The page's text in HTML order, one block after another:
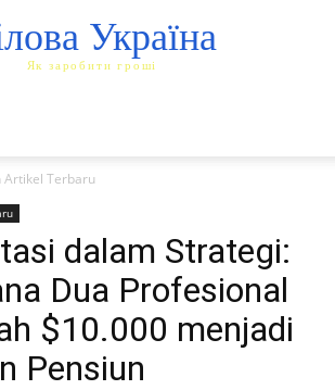
Україна
Як заробити гроші
Artikel Terbaru
dalam Strategi:
Dua Profesional
$10.000 menjadi
Pensiun